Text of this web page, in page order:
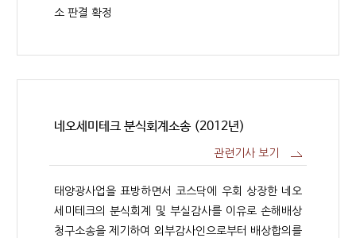
소 판결 확정
네오세미테크 분식회계소송 (2012년)
관련기사 보기
태양광사업을 표방하면서 코스닥에 우회 상장한 네오
세미테크의 분식회계 및 부실감사를 이유로 손해배상
청구소송을 제기하여 외부감사인으로부터 배상합의를